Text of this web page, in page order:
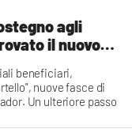
agli
il nuovo
beneficiari,
nuove fasce di
Un ulteriore passo